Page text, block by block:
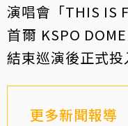
演唱會「THIS IS
首爾 KSPO
結束巡演後正式投
更多新聞報導